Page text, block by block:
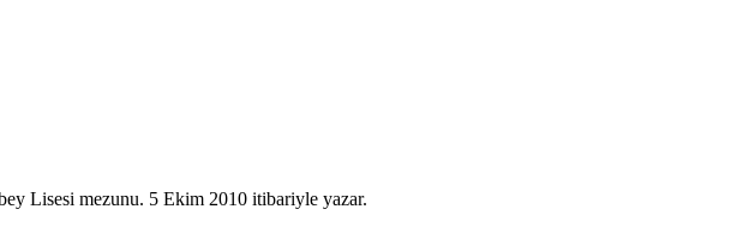
Lisesi mezunu. 5 Ekim 2010 itibariyle yazar.